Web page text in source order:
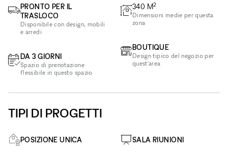
PRONTO PER IL
TRASLOCO
Disponibile con design, mobili
e arredi
DA 3 GIORNI
Spazio di prenotazione
flessibile in questo spazio
340 M2
Dimensioni medie per questa
zona
BOUTIQUE
Design tipico del negozio per
quest'area
TIPI DI PROGETTI
POSIZIONE UNICA SALA RIUNIONI